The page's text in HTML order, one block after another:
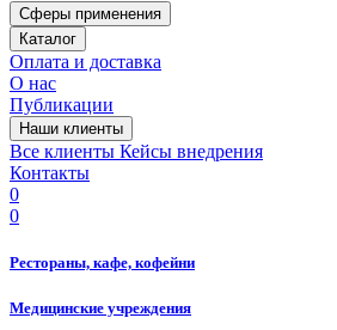
Сферы применения
Каталог
Оплата и доставка
О нас
Публикации
Наши клиенты
Все клиенты Кейсы внедрения
Контакты
0
0
Рестораны, кафе, кофейни
Медицинские учреждения